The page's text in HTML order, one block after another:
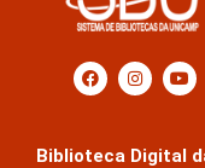
Biblioteca Digital